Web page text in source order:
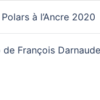
Polars à l’Ancre 2020
de François